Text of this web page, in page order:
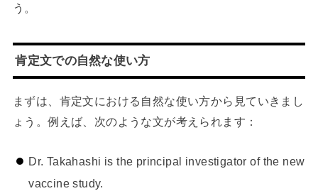
う。
肯定文での自然な使い方
まずは、肯定文における自然な使い方から見ていきまし
ょう。例えば、次のような文が考えられます：
Dr. Takahashi is the principal investigator of the new
vaccine study.